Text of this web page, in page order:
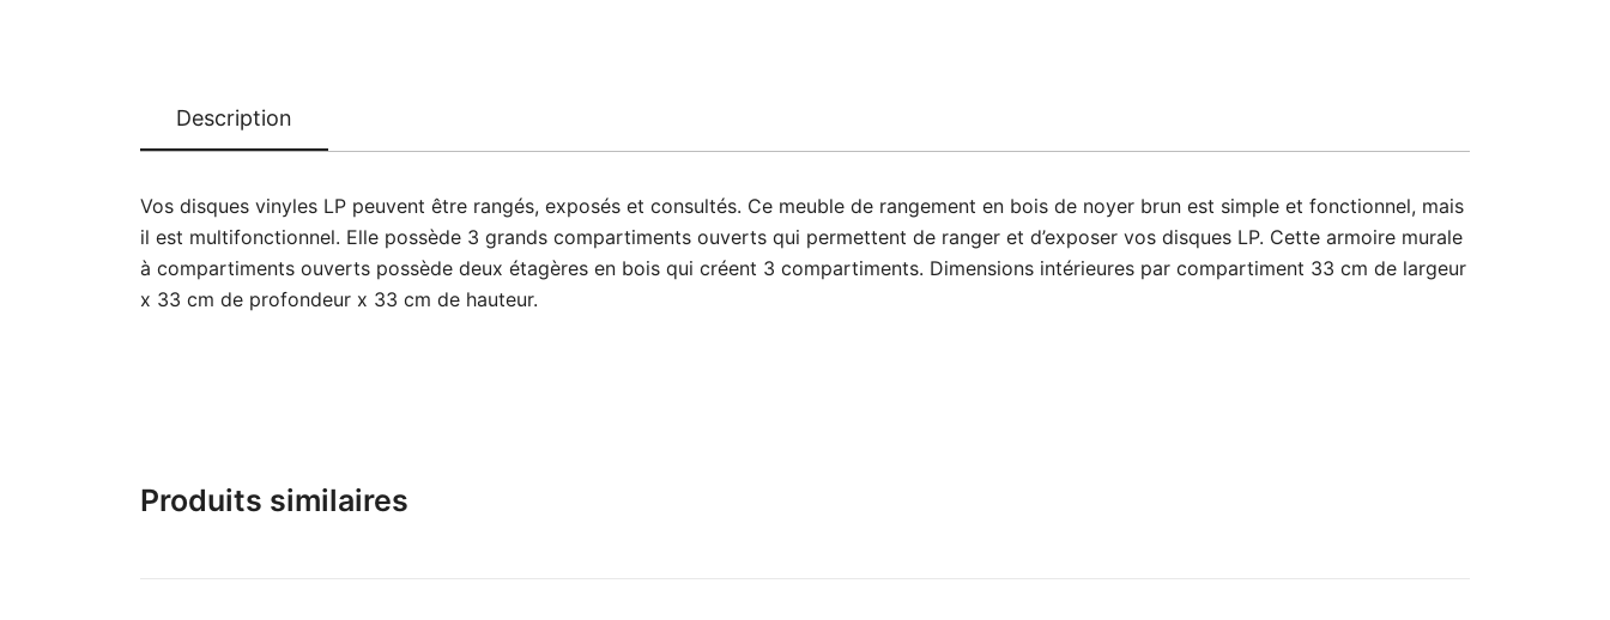
Description
Vos disques vinyles LP peuvent être rangés, exposés et consultés. Ce meuble de rangement en bois de noyer brun est simple et fonctionnel, mais
il est multifonctionnel. Elle possède 3 grands compartiments ouverts qui permettent de ranger et d’exposer vos disques LP. Cette armoire murale
à compartiments ouverts possède deux étagères en bois qui créent 3 compartiments. Dimensions intérieures par compartiment 33 cm de largeur
x 33 cm de profondeur x 33 cm de hauteur.
Produits similaires